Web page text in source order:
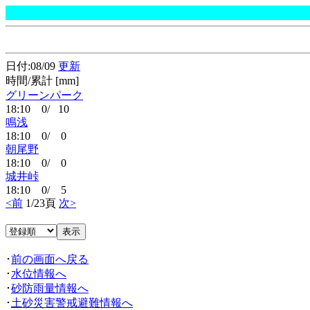
日付:08/09 更新
時間/累計 [mm]
グリーンパーク
18:10 0/ 10
鳴浅
18:10 0/ 0
朝尾野
18:10 0/ 0
城井峠
18:10 0/ 5
<前 1/23頁 次>
･前の画面へ戻る
･ 水位情報へ
･砂防雨量情報へ
･ 土砂災害警戒避難情報へ